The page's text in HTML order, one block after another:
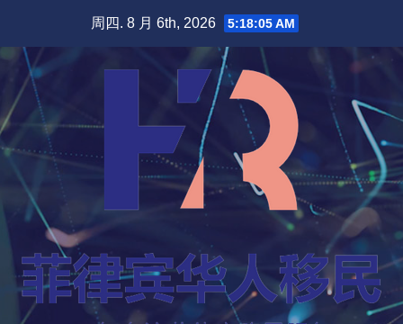
周四. 8 月 6th, 2026 5:18:06 AM